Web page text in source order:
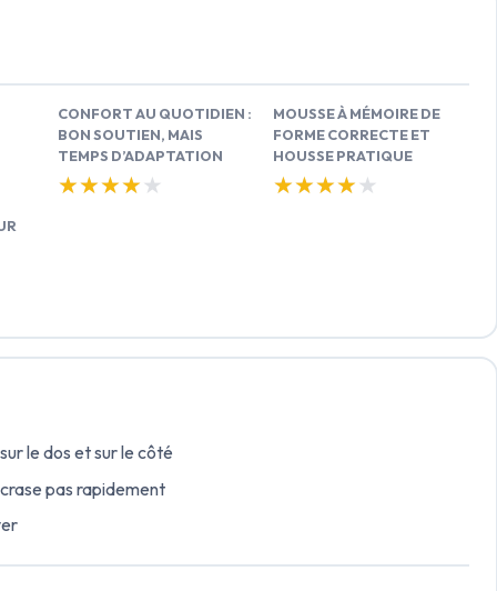
CONFORT AU QUOTIDIEN :
BON SOUTIEN, MAIS
TEMPS D’ADAPTATION
★★★★★
★★★★★
MOUSSE À MÉMOIRE DE
FORME CORRECTE ET
HOUSSE PRATIQUE
★★★★★
★★★★★
le dos et sur le côté
pas rapidement